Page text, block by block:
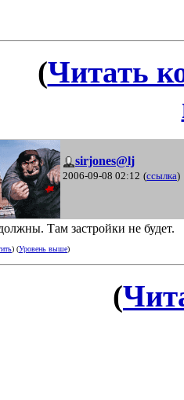
(Читать
sirjones@lj
2006-09-08 02:12 (ссылка)
Там застройки не будет.
) (Уровень выше)
(